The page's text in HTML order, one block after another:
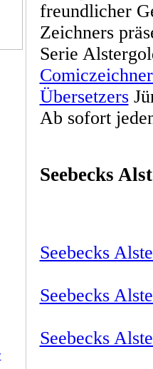
freundlicher
Zeichners
Serie
Übersetzers
Ab sofort
Seebecks
Seebecks
Seebecks
Seebecks